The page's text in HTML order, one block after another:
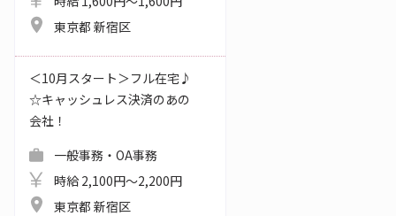
東京都 新宿区
＜10月スタート＞フル在宅♪
☆キャッシュレス決済のあの
会社！
一般事務・OA事務
時給 2,100円～2,200円
東京都 新宿区